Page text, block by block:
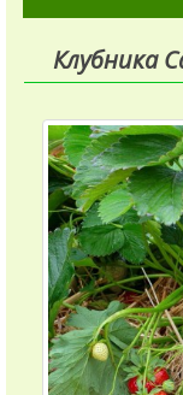
Клубника